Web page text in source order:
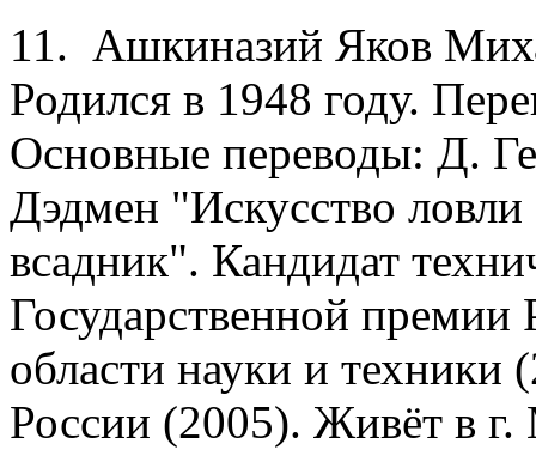
11. Ашкиназий Яков
Родился в 1948 году.
Основные переводы: Д.
Дэдмен "Искусство
всадник". Кандидат
Государственной премии
области науки и техники
России (2005). Живёт в г.